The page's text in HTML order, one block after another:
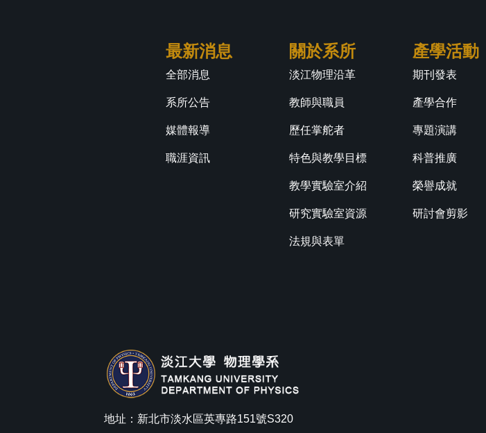
最新消息
全部消息
系所公告
媒體報導
職涯資訊
關於系所
淡江物理沿革
教師與職員
歷任掌舵者
特色與教學目標
教學實驗室介紹
研究實驗室資源
法規與表單
產學活動
期刊發表
產學合作
專題演講
科普推廣
榮譽成就
研討會剪影
地址：新北市淡水區英專路151號S320